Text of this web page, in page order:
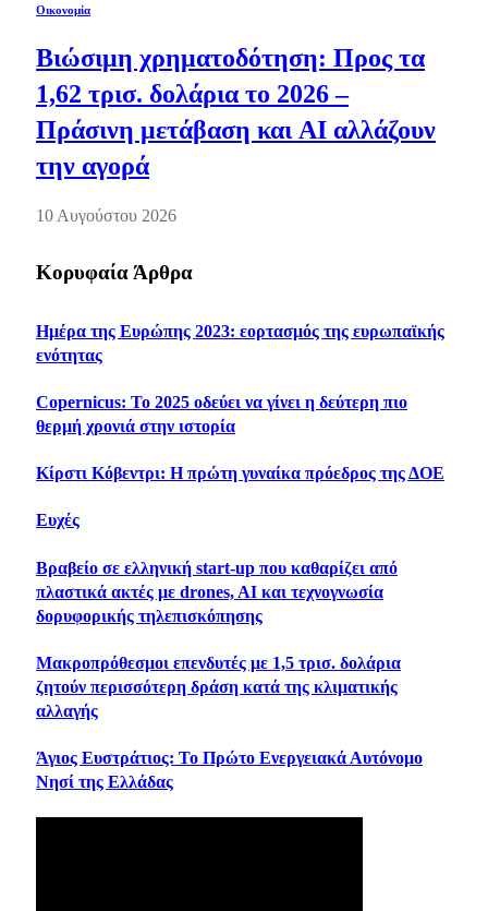
Οικονομία
Βιώσιμη χρηματοδότηση: Προς τα
1,62 τρισ. δολάρια το 2026 –
Πράσινη μετάβαση και AI αλλάζουν
την αγορά
10 Αυγούστου 2026
Κορυφαία Άρθρα
Ημέρα της Ευρώπης 2023: εορτασμός της ευρωπαϊκής
ενότητας
Copernicus: Το 2025 οδεύει να γίνει η δεύτερη πιο
θερμή χρονιά στην ιστορία
Κίρστι Κόβεντρι: Η πρώτη γυναίκα πρόεδρος της ΔΟΕ
Ευχές
Βραβείο σε ελληνική start-up που καθαρίζει από
πλαστικά ακτές με drones, AI και τεχνογνωσία
δορυφορικής τηλεπισκόπησης
Μακροπρόθεσμοι επενδυτές με 1,5 τρισ. δολάρια
ζητούν περισσότερη δράση κατά της κλιματικής
αλλαγής
Άγιος Ευστράτιος: Το Πρώτο Ενεργειακά Αυτόνομο
Νησί της Ελλάδας